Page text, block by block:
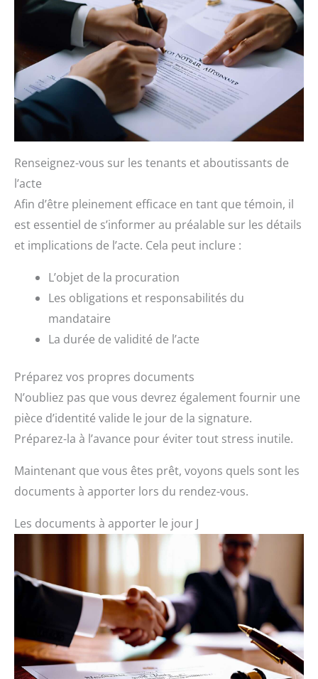
Renseignez-vous sur les tenants et aboutissants de
l’acte
Afin d’être pleinement efficace en tant que témoin, il
est essentiel de s’informer au préalable sur les détails
et implications de l’acte. Cela peut inclure :
L’objet de la procuration
Les obligations et responsabilités du
mandataire
La durée de validité de l’acte
Préparez vos propres documents
N’oubliez pas que vous devrez également fournir une
pièce d’identité valide le jour de la signature.
Préparez-la à l’avance pour éviter tout stress inutile.
Maintenant que vous êtes prêt, voyons quels sont les
documents à apporter lors du rendez-vous.
Les documents à apporter le jour J